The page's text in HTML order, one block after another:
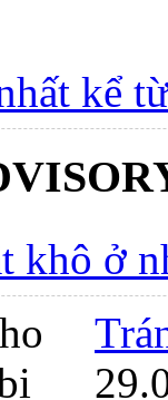
kể
khô ở